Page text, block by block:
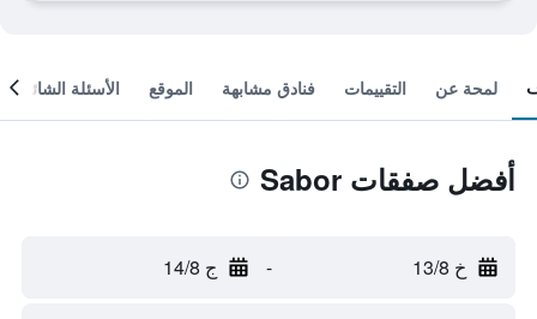
لمحة عن التقييمات فنادق مشابهة الموقع الأسئلة الشائعة
أفضل صفقات Sabor
خ 13/8 - ج 14/8